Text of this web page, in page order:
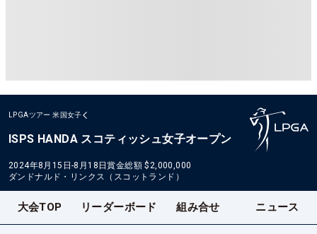
LPGAツアー 米国女子
ISPS HANDA スコティッシュ女子オープン
2024年8月15日-8月18日賞金総額 $2,000,000
ダンドナルド・リンクス（スコットランド）
大会TOP リーダーボード 組み合せ ニュース